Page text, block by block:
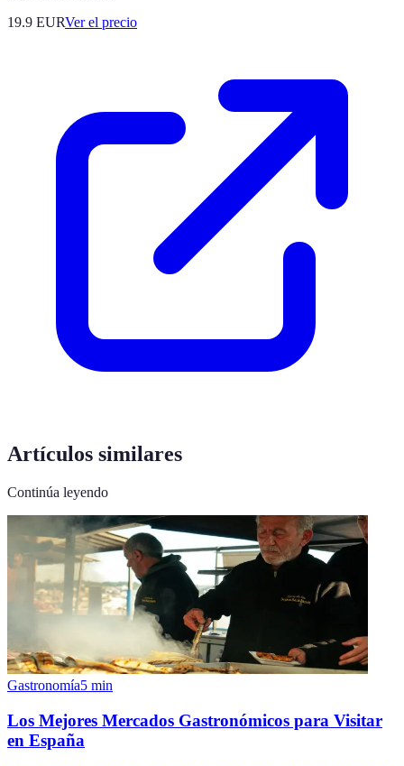
19.9 EURVer el precio
Artículos similares
Continúa leyendo
Gastronomía5 min
Los Mejores Mercados Gastronómicos para Visitar
en España